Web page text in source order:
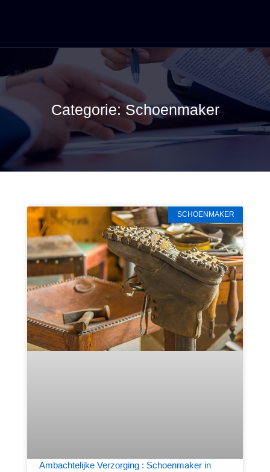
Categorie: Schoenmaker
SCHOENMAKER
Ambachtelijke Verzorging : Schoenmaker in